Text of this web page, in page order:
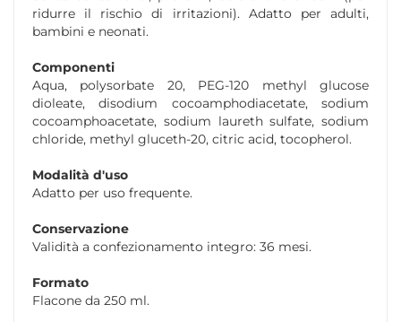
ridurre il rischio di irritazioni). Adatto per adulti,
bambini e neonati.
Componenti
Aqua, polysorbate 20, PEG-120 methyl glucose
dioleate, disodium cocoamphodiacetate, sodium
cocoamphoacetate, sodium laureth sulfate, sodium
chloride, methyl gluceth-20, citric acid, tocopherol.
Modalità d'uso
Adatto per uso frequente.
Conservazione
Validità a confezionamento integro: 36 mesi.
Formato
Flacone da 250 ml.